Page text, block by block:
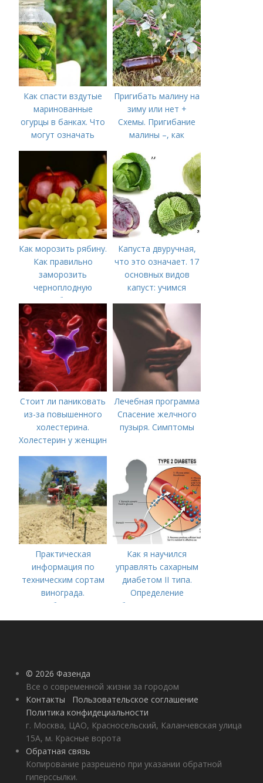
приготовления на
зиму с фото в
домашних условиях
Как спасти вздутые
маринованные
огурцы в банках. Что
могут означать
Пригибать малину на
зиму или нет +
Схемы. Пригибание
малины –, как
когда
Как морозить рябину.
Как правильно
заморозить
черноплодную
рябину
Капуста двуручная,
что это означает. 17
основных видов
капуст: учимся
Стоит ли паниковать
из-за повышенного
холестерина.
Холестерин у женщин
Лечебная программа
Спасение желчного
пузыря. Симптомы
Практическая
информация по
техническим сортам
винограда.
Особенности
технических сортов
Как я научился
управлять сахарным
диабетом II типа.
Определение
болезни. Причины
заболевания
© 2026 Фазенда
Все о современной жизни за городом
Контакты
Пользовательское соглашение
Политика конфидециальности
г. Москва, ЦАО, Красносельский, Каланчевская улица
15А, м. Красные ворота
Обратная связь
Копирование разрешено при указании обратной
гиперссылки.